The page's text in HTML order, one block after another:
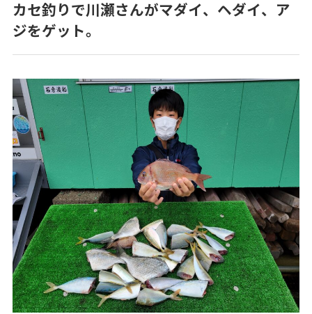
カセ釣りで川瀬さんがマダイ、ヘダイ、ア
ジをゲット。